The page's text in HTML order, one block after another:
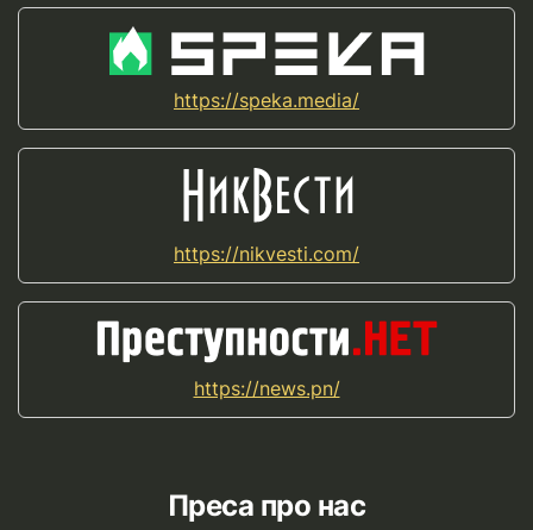
https://speka.media/
https://nikvesti.com/
https://news.pn/
Преса про нас